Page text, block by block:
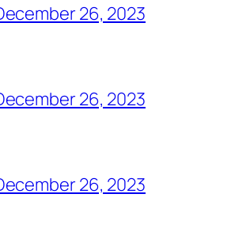
26, 2023
26, 2023
26, 2023